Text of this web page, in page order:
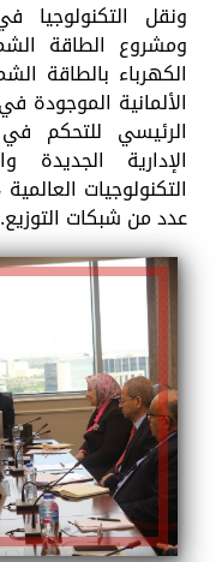
ونقل التكنولوجيا
ومشروع الطاقة
الكهرباء بالطاقة
الألمانية الموجودة
الرئيسي للتحكم
الإدارية
التكنولوجيات
عدد من شبكات التوزيع.